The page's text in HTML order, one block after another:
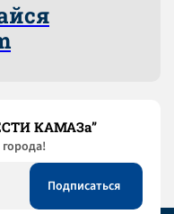
КАМАЗа”